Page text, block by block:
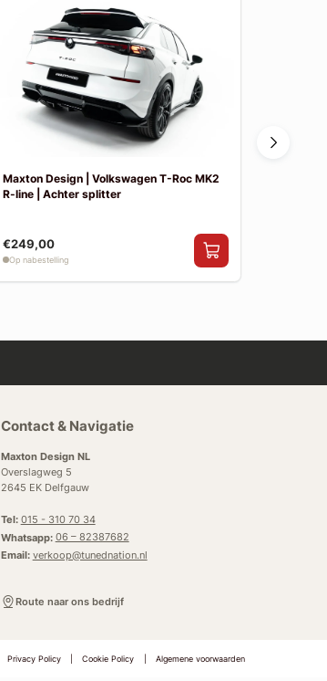
Maxton Design | Volkswagen T-Roc MK2
R-line | Achter splitter
€249,00
Op nabestelling
Contact & Navigatie
Maxton Design NL
Overslagweg 5
2645 EK Delfgauw
Tel: 015 - 310 70 34
Whatsapp: 06 – 82387682
Email: verkoop@tunednation.nl
Route naar ons bedrijf
Privacy Policy Cookie Policy Algemene voorwaarden